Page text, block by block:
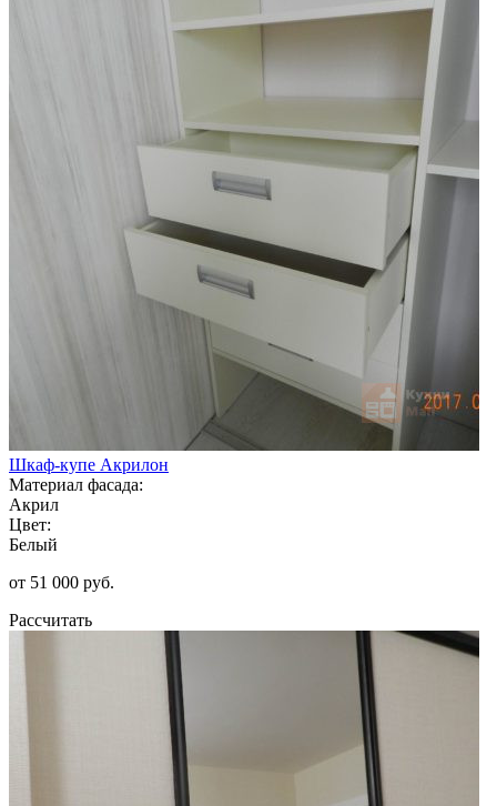
Шкаф-купе Акрилон
Материал фасада:
Акрил
Цвет:
Белый
от 51 000 руб.
Рассчитать